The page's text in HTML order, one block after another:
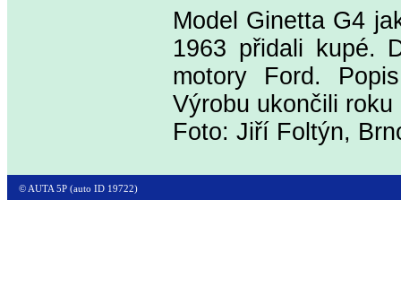
Model Ginetta G4
1963 přidali kupé.
motory Ford.
Výrobu ukončili
Foto: Jiří Foltýn,
© AUTA 5P (auto ID 19722)